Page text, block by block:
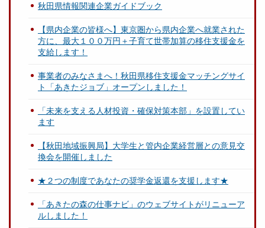
秋田県情報関連企業ガイドブック
【県内企業の皆様へ】東京圏から県内企業へ就業された
方に、最大１００万円＋子育て世帯加算の移住支援金を
支給します！
事業者のみなさまへ！秋田県移住支援金マッチングサイ
ト「あきたジョブ」オープンしました！
「未来を支える人材投資・確保対策本部」を設置してい
ます
【秋田地域振興局】大学生と管内企業経営層との意見交
換会を開催しました
★２つの制度であなたの奨学金返還を支援します★
「あきたの森の仕事ナビ」のウェブサイトがリニューア
ルしました！